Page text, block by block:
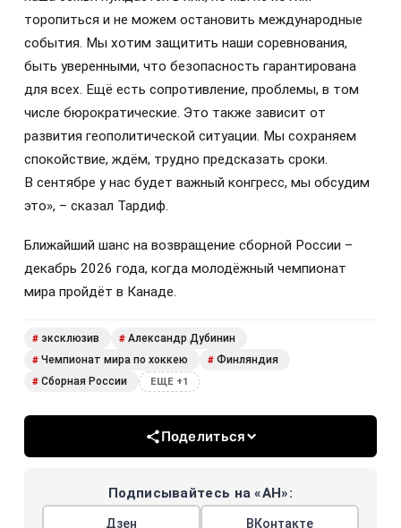
торопиться и не можем остановить международные
события. Мы хотим защитить наши соревнования,
быть уверенными, что безопасность гарантирована
для всех. Ещё есть сопротивление, проблемы, в том
числе бюрократические. Это также зависит от
развития геополитической ситуации. Мы сохраняем
спокойствие, ждём, трудно предсказать сроки.
В сентябре у нас будет важный конгресс, мы обсудим
это», – сказал Тардиф.
Ближайший шанс на возвращение сборной России –
декабрь 2026 года, когда молодёжный чемпионат
мира пройдёт в Канаде.
# эксклюзив # Александр Дубинин
# Чемпионат мира по хоккею # Финляндия
# Сборная России ЕЩЕ +1
Поделиться
Подписывайтесь на «АН»:
Дзен ВКонтакте